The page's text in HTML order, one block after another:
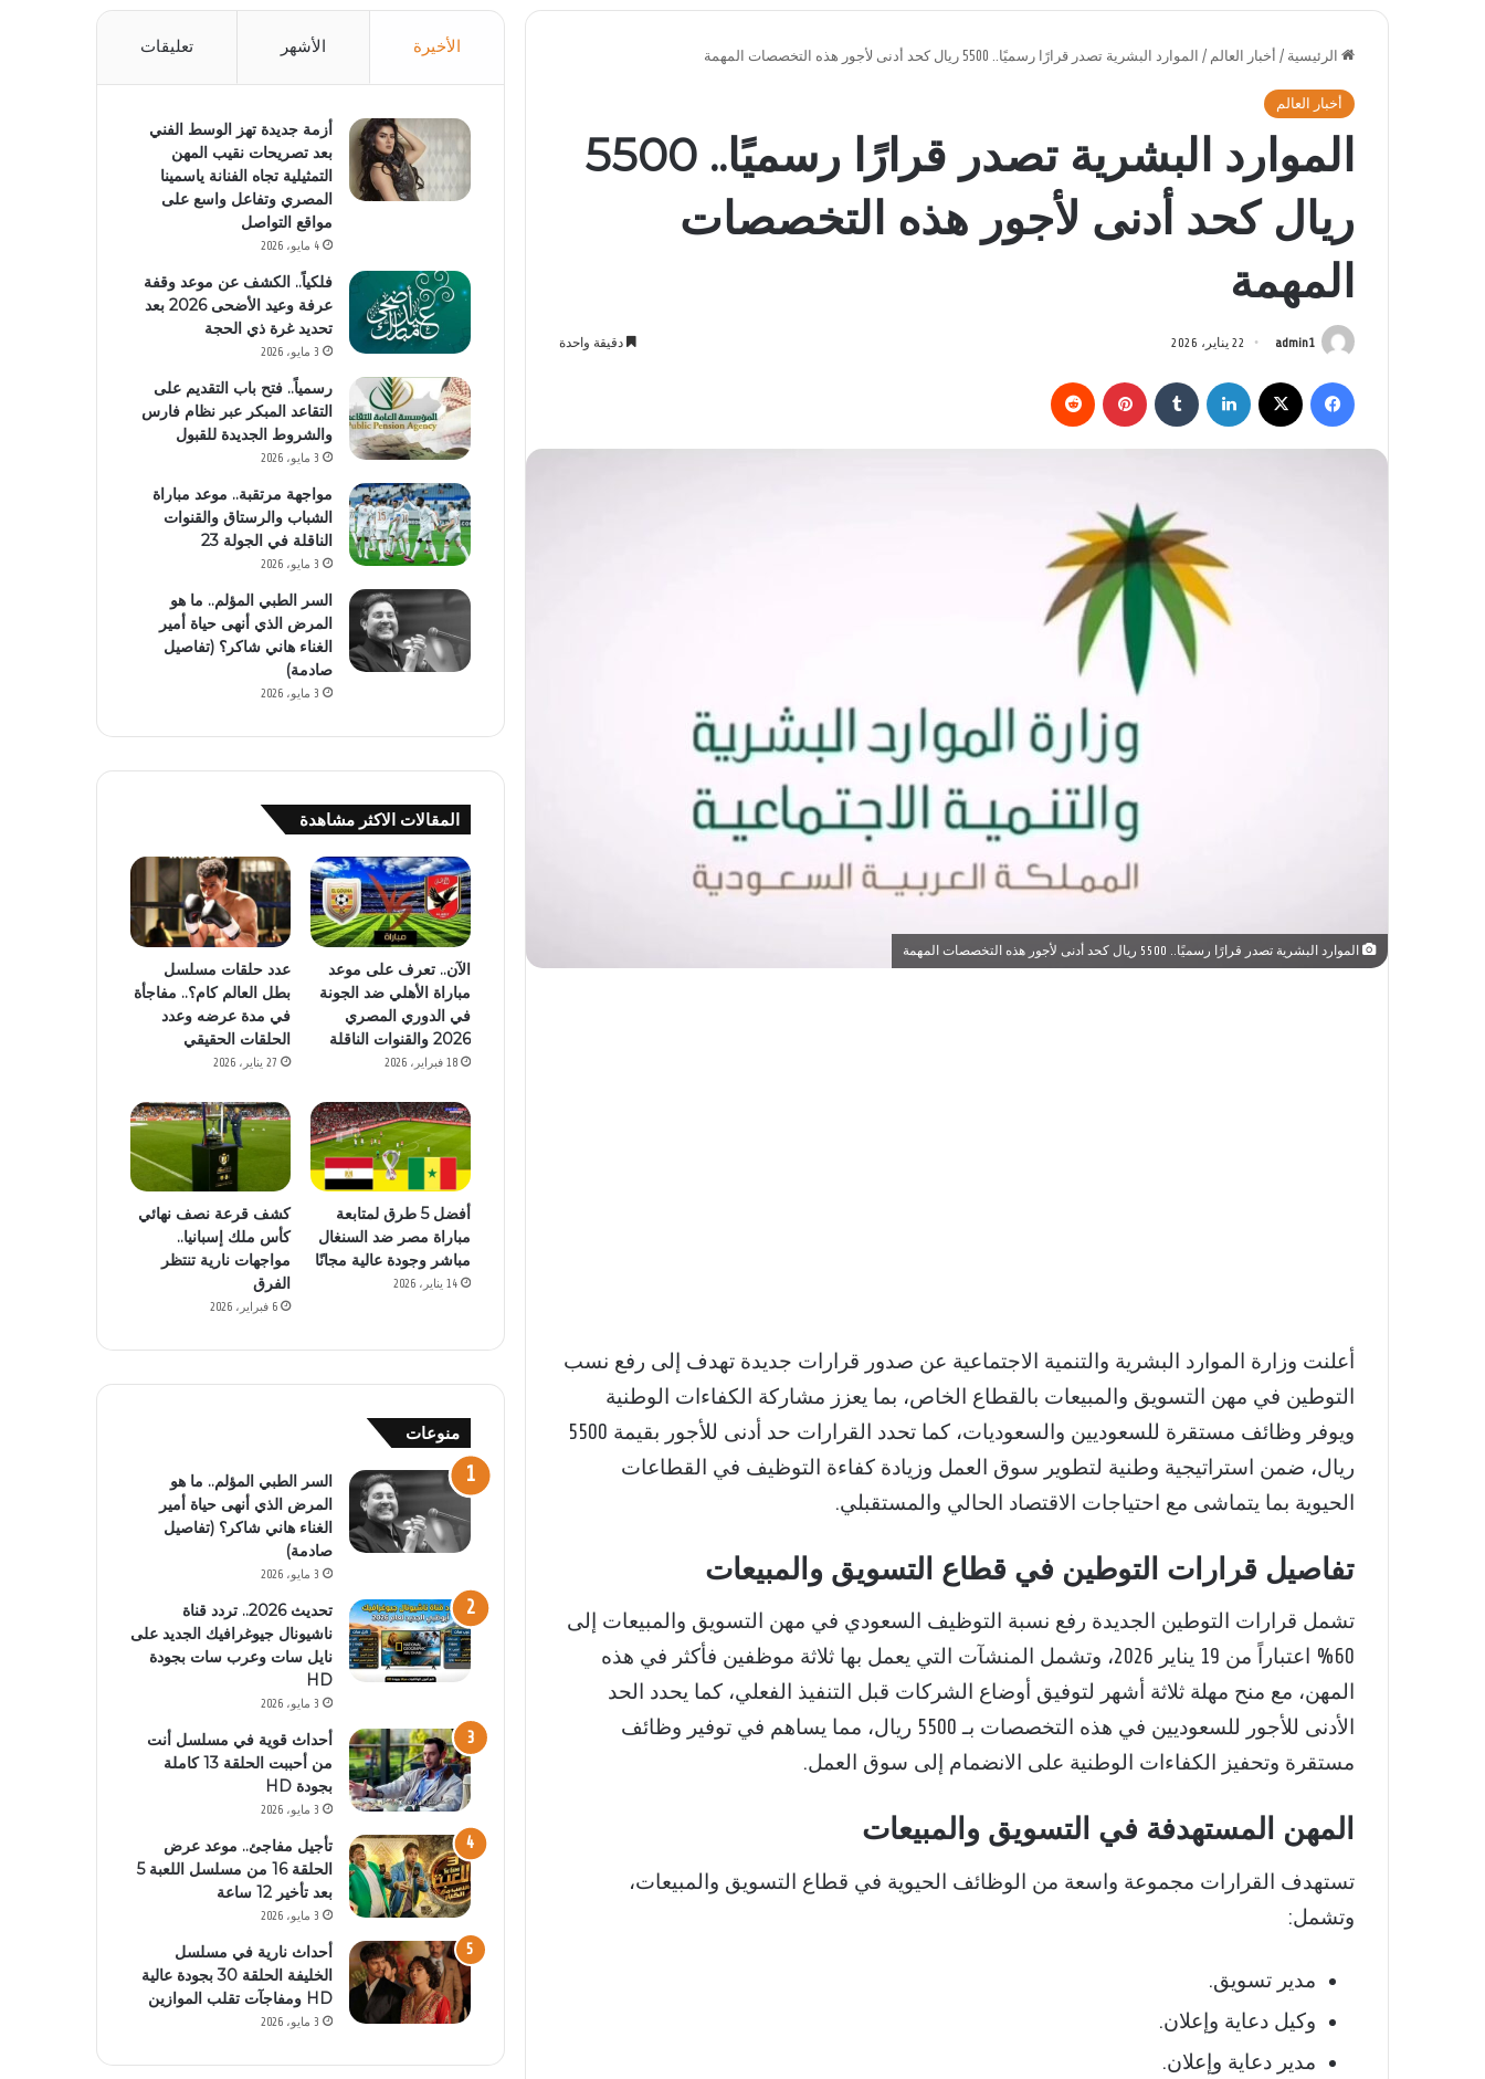
الرئيسية / أخبار العالم / الموارد البشرية تصدر قرارًا رسميًا.. 5500 ريال كحد أدنى لأجور هذه التخصصات المهمة
أخبار العالم
الموارد البشرية تصدر قرارًا رسميًا.. 5500
ريال كحد أدنى لأجور هذه التخصصات
المهمة
admin1 22 يناير، 2026 دقيقة واحدة
فيسبوك لينكدإن بينتيريست
الموارد البشرية تصدر قرارًا رسميًا.. 5500 ريال كحد أدنى لأجور هذه التخصصات المهمة
أعلنت وزارة الموارد البشرية والتنمية الاجتماعية عن صدور قرارات جديدة تهدف إلى رفع نسب
التوطين في مهن التسويق والمبيعات بالقطاع الخاص، بما يعزز مشاركة الكفاءات الوطنية
ويوفر وظائف مستقرة للسعوديين والسعوديات، كما تحدد القرارات حد أدنى للأجور بقيمة 5500
ريال، ضمن استراتيجية وطنية لتطوير سوق العمل وزيادة كفاءة التوظيف في القطاعات
الحيوية بما يتماشى مع احتياجات الاقتصاد الحالي والمستقبلي.
تفاصيل قرارات التوطين في قطاع التسويق والمبيعات
تشمل قرارات التوطين الجديدة رفع نسبة التوظيف السعودي في مهن التسويق والمبيعات إلى
60% اعتباراً من 19 يناير 2026، وتشمل المنشآت التي يعمل بها ثلاثة موظفين فأكثر في هذه
المهن، مع منح مهلة ثلاثة أشهر لتوفيق أوضاع الشركات قبل التنفيذ الفعلي، كما يحدد الحد
الأدنى للأجور للسعوديين في هذه التخصصات بـ 5500 ريال، مما يساهم في توفير وظائف
مستقرة وتحفيز الكفاءات الوطنية على الانضمام إلى سوق العمل.
المهن المستهدفة في التسويق والمبيعات
تستهدف القرارات مجموعة واسعة من الوظائف الحيوية في قطاع التسويق والمبيعات،
وتشمل:
مدير تسويق.
وكيل دعاية وإعلان.
مدير دعاية وإعلان.
الأخيرة الأشهر تعليقات
أزمة جديدة تهز الوسط الفني
بعد تصريحات نقيب المهن
التمثيلية تجاه الفنانة ياسمينا
المصري وتفاعل واسع على
مواقع التواصل
4 مايو، 2026
فلكياً.. الكشف عن موعد وقفة
عرفة وعيد الأضحى 2026 بعد
تحديد غرة ذي الحجة
3 مايو، 2026
رسمياً.. فتح باب التقديم على
التقاعد المبكر عبر نظام فارس
والشروط الجديدة للقبول
3 مايو، 2026
مواجهة مرتقبة.. موعد مباراة
الشباب والرستاق والقنوات
الناقلة في الجولة 23
3 مايو، 2026
السر الطبي المؤلم.. ما هو
المرض الذي أنهى حياة أمير
الغناء هاني شاكر؟ (تفاصيل
صادمة)
3 مايو، 2026
المقالات الاكثر مشاهدة
الآن.. تعرف على موعد
مباراة الأهلي ضد الجونة
في الدوري المصري
2026 والقنوات الناقلة
18 فبراير، 2026
عدد حلقات مسلسل
بطل العالم كام؟.. مفاجأة
في مدة عرضه وعدد
الحلقات الحقيقي
27 يناير، 2026
أفضل 5 طرق لمتابعة
مباراة مصر ضد السنغال
مباشر وجودة عالية مجانًا
14 يناير، 2026
كشف قرعة نصف نهائي
كأس ملك إسبانيا..
مواجهات نارية تنتظر
الفرق
6 فبراير، 2026
منوعات
السر الطبي المؤلم.. ما هو
المرض الذي أنهى حياة أمير
الغناء هاني شاكر؟ (تفاصيل
صادمة)
3 مايو، 2026
تحديث 2026.. تردد قناة
ناشيونال جيوغرافيك الجديد على
نايل سات وعرب سات بجودة
HD
3 مايو، 2026
أحداث قوية في مسلسل أنت
من أحببت الحلقة 13 كاملة
بجودة HD
3 مايو، 2026
تأجيل مفاجئ.. موعد عرض
الحلقة 16 من مسلسل اللعبة 5
بعد تأخير 12 ساعة
3 مايو، 2026
أحداث نارية في مسلسل
الخليفة الحلقة 30 بجودة عالية
HD ومفاجآت تقلب الموازين
3 مايو، 2026